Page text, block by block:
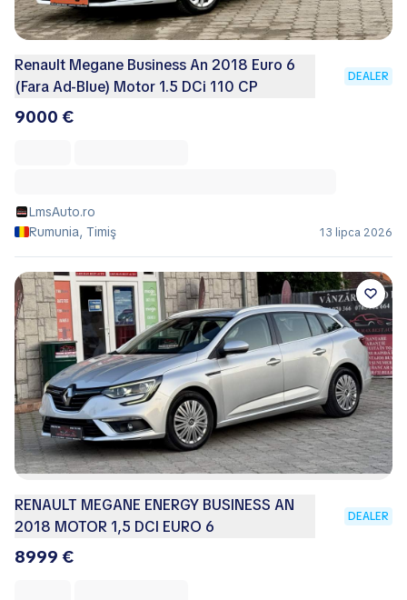
Renault Megane Business An 2018 Euro 6
(Fara Ad-Blue) Motor 1.5 DCi 110 CP
DEALER
9000 €
LmsAuto.ro
Rumunia, Timiş
13 lipca 2026
RENAULT MEGANE ENERGY BUSINESS AN
2018 MOTOR 1,5 DCI EURO 6
DEALER
8999 €